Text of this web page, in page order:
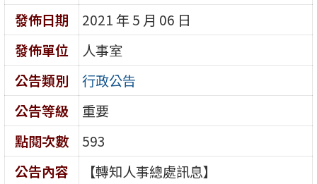
發佈日期
2021 年 5 月 06 日
發佈單位
人事室
公告類別
行政公告
公告等級
重要
點閱次數
593
公告內容
【轉知人事總處訊息】